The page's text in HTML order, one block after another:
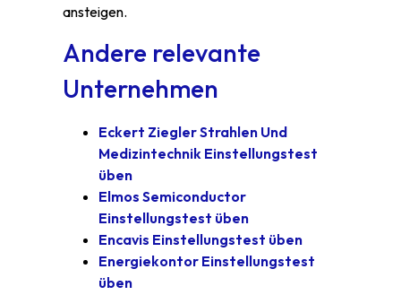
ansteigen.
Andere relevante
Unternehmen
Eckert Ziegler Strahlen Und
Medizintechnik Einstellungstest
üben
Elmos Semiconductor
Einstellungstest üben
Encavis Einstellungstest üben
Energiekontor Einstellungstest
üben